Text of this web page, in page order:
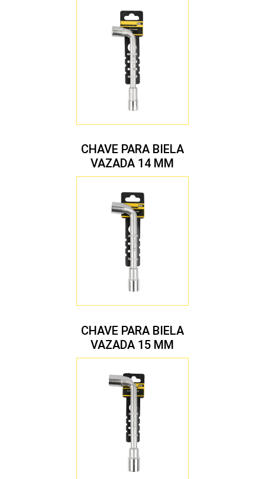
CHAVE PARA BIELA
VAZADA 14 MM
CHAVE PARA BIELA
VAZADA 15 MM